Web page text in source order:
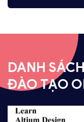
DANH
ĐÀO TẠO